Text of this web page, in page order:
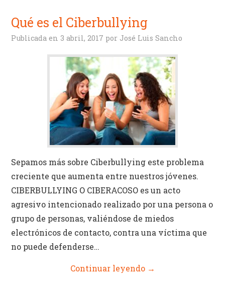
Qué es el Ciberbullying
Publicada en 3 abril, 2017 por José Luis Sancho
Sepamos más sobre Ciberbullying este problema
creciente que aumenta entre nuestros jóvenes.
CIBERBULLYING O CIBERACOSO es un acto
agresivo intencionado realizado por una persona o
grupo de personas, valiéndose de miedos
electrónicos de contacto, contra una víctima que
no puede defenderse…
Continuar leyendo →